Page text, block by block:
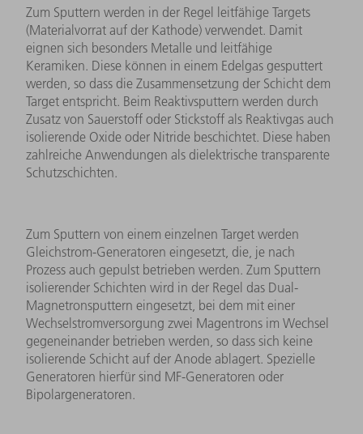
Zum Sputtern werden in der Regel leitfähige Targets
(Materialvorrat auf der Kathode) verwendet. Damit
eignen sich besonders Metalle und leitfähige
Keramiken. Diese können in einem Edelgas gesputtert
werden, so dass die Zusammensetzung der Schicht dem
Target entspricht. Beim Reaktivsputtern werden durch
Zusatz von Sauerstoff oder Stickstoff als Reaktivgas auch
isolierende Oxide oder Nitride beschichtet. Diese haben
zahlreiche Anwendungen als dielektrische transparente
Schutzschichten.
Zum Sputtern von einem einzelnen Target werden
Gleichstrom-Generatoren eingesetzt, die, je nach
Prozess auch gepulst betrieben werden. Zum Sputtern
isolierender Schichten wird in der Regel das Dual-
Magnetronsputtern eingesetzt, bei dem mit einer
Wechselstromversorgung zwei Magentrons im Wechsel
gegeneinander betrieben werden, so dass sich keine
isolierende Schicht auf der Anode ablagert. Spezielle
Generatoren hierfür sind MF-Generatoren oder
Bipolargeneratoren.